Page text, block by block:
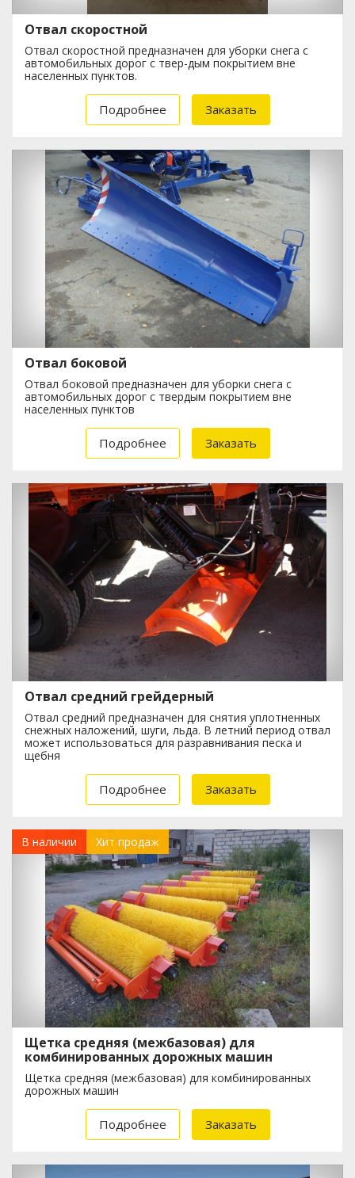
Отвал скоростной
Отвал скоростной предназначен для уборки снега с
автомобильных дорог с твер-дым покрытием вне
населенных пунктов.
Подробнее Заказать
Отвал боковой
Отвал боковой предназначен для уборки снега с
автомобильных дорог с твердым покрытием вне
населенных пунктов
Подробнее Заказать
Отвал средний грейдерный
Отвал средний предназначен для снятия уплотненных
снежных наложений, шуги, льда. В летний период отвал
может использоваться для разравнивания песка и
щебня
Подробнее Заказать
В наличии Хит продаж
Щетка средняя (межбазовая) для
комбинированных дорожных машин
Щетка средняя (межбазовая) для комбинированных
дорожных машин
Подробнее Заказать